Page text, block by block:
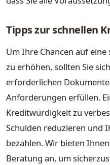
Tipps zur schnellen
Um Ihre Chancen auf
zu erhöhen, sollten Sie
erforderlichen
Anforderungen erfüllen.
Kreditwürdigkeit zu
Schulden reduzieren und
bezahlen. Wir bieten
Beratung an, um